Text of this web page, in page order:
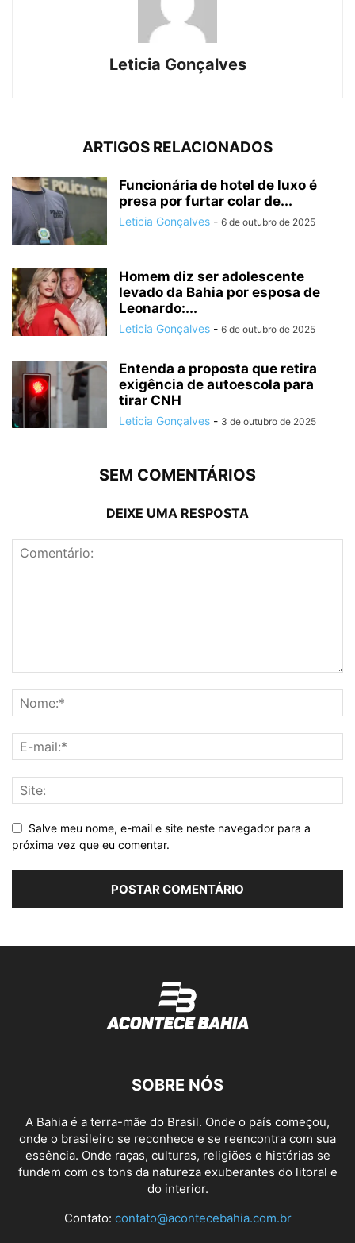
Leticia Gonçalves
ARTIGOS RELACIONADOS
Funcionária de hotel de luxo é
presa por furtar colar de...
Leticia Gonçalves - 6 de outubro de 2025
Homem diz ser adolescente
levado da Bahia por esposa de
Leonardo:...
Leticia Gonçalves - 6 de outubro de 2025
Entenda a proposta que retira
exigência de autoescola para
tirar CNH
Leticia Gonçalves - 3 de outubro de 2025
SEM COMENTÁRIOS
DEIXE UMA RESPOSTA
Salve meu nome, e-mail e site neste navegador para a
próxima vez que eu comentar.
SOBRE NÓS
A Bahia é a terra-mãe do Brasil. Onde o país começou,
onde o brasileiro se reconhece e se reencontra com sua
essência. Onde raças, culturas, religiões e histórias se
fundem com os tons da natureza exuberantes do litoral e
do interior.
Contato: contato@acontecebahia.com.br